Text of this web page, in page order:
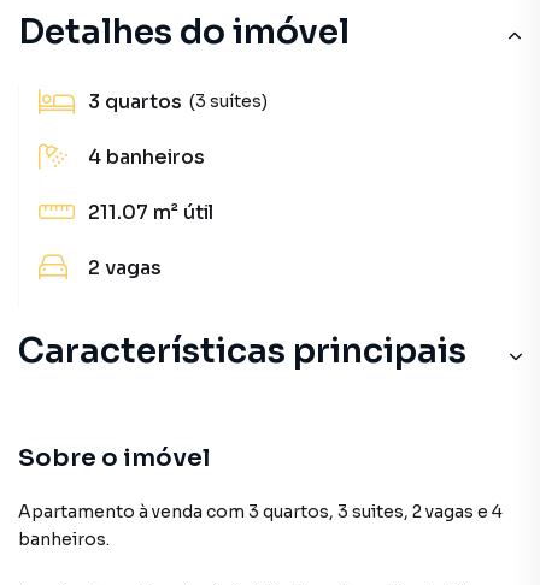
Detalhes do imóvel
3 quartos (3 suítes)
4 banheiros
211.07 m² útil
2 vagas
Características principais
Sobre o imóvel
Apartamento à venda com 3 quartos, 3 suites, 2 vagas e 4
banheiros.